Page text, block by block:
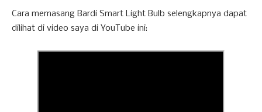
Cara memasang Bardi Smart Light Bulb selengkapnya dapat
dilihat di video saya di YouTube ini: